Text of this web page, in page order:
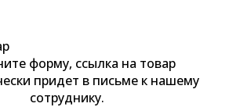
форму, ссылка на товар
придет в письме к нашему
сотруднику.